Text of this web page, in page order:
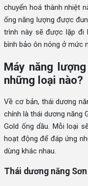
chuyển hoá thành nhiệt
ống năng lượng được
trình này sẽ được lặp đi
bình bảo ôn nóng ở mức
Máy năng
những loại nào?
Về cơ bản, thái dương
chính là thái dương năng
Gold ống dầu. Mỗi loại
hoạt động để đáp ứng
dùng khác nhau.
Thái dương năng